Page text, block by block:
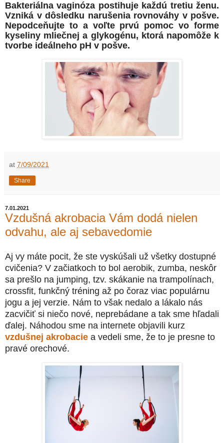
Bakteriálna vaginóza postihuje každú tretiu ženu.
Vzniká v dôsledku narušenia rovnováhy v pošve.
Nepodceňujte to a voľte prvú pomoc vo forme
kyseliny mliečnej a glykogénu, ktorá napomôže k
tvorbe ideálneho pH v pošve.
at 7/09/2021
Share
7.01.2021
Vzdušná akrobacia Vám dodá nielen
odvahu, ale aj sebavedomie
Aj vy máte pocit, že ste vyskúšali už všetky dostupné
cvičenia? V začiatkoch to bol aerobik, zumba, neskôr
sa prešlo na jumping, tzv. skákanie na trampolínach,
crossfit, funkčný tréning až po čoraz viac populárnu
jogu a jej verzie. Nám to však nedalo a lákalo nás
zacvičiť si niečo nové, neprebádane a tak sme hľadali
ďalej. Náhodou sme na internete objavili kurz
vzdušnej akrobacie a vedeli sme, že to je presne to
pravé orechové.